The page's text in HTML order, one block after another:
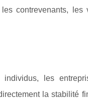
contrevenants, les
individus, les
la stabilité